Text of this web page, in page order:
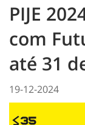
PIJE
com
até 31
19-12-2024